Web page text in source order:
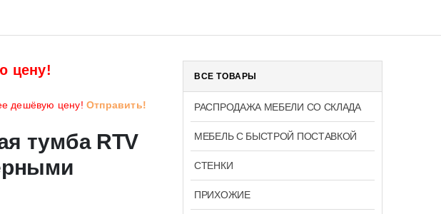
цену!
дешёвую цену! Отправить!
тумба RTV
ВСЕ ТОВАРЫ
РАСПРОДАЖА МЕБЕЛИ СО СКЛАДА
МЕБЕЛЬ С БЫСТРОЙ ПОСТАВКОЙ
СТЕНКИ
ПРИХОЖИЕ